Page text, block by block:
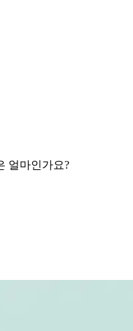
얼마인가요?